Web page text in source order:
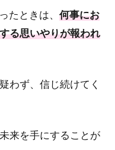
たときは、 何事にお
る思いやりが報われ
わず、信じ続けてく
来を手にすることが